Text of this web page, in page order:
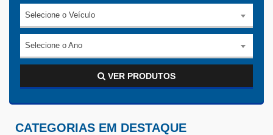
Selecione o Veículo
Selecione o Ano
VER PRODUTOS
CATEGORIAS EM DESTAQUE